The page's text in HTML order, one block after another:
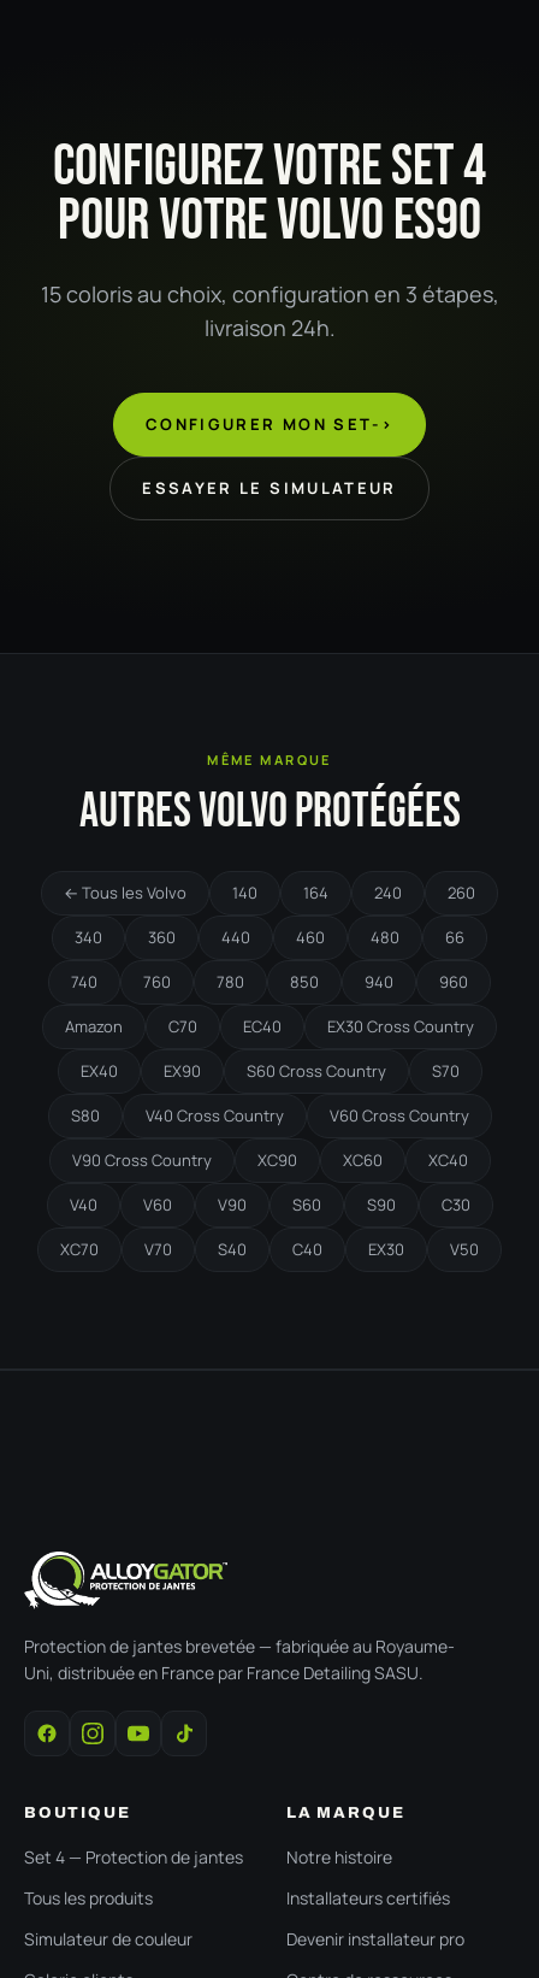
CONFIGUREZ VOTRE SET 4
POUR VOTRE VOLVO ES90
15 coloris au choix, configuration en 3 étapes,
livraison 24h.
CONFIGURER MON SET->
ESSAYER LE SIMULATEUR
MÊME MARQUE
AUTRES VOLVO PROTÉGÉES
← Tous les Volvo 140 164 240 260
340 360 440 460 480 66
740 760 780 850 940 960
Amazon C70 EC40 EX30 Cross Country
EX40 EX90 S60 Cross Country S70
S80 V40 Cross Country V60 Cross Country
V90 Cross Country XC90 XC60 XC40
V40 V60 V90 S60 S90 C30
XC70 V70 S40 C40 EX30 V50
Protection de jantes brevetée — fabriquée au Royaume-
Uni, distribuée en France par France Detailing SASU.
BOUTIQUE
Set 4 — Protection de jantes
Tous les produits
Simulateur de couleur
LA MARQUE
Notre histoire
Installateurs certifiés
Devenir installateur pro